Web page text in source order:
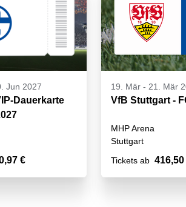
Jun 2027
Dauerkarte
€
19. Mär - 21. Mär
VfB Stuttgart -
MHP Arena
Stuttgart
Tickets ab 416,50